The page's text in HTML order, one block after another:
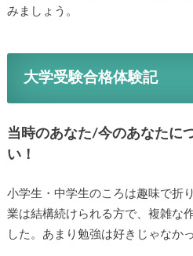
みましょう。
大学受験合格体験記
当時のあなた/今のあなたに
い！
小学生・中学生のころは趣味で折
業は結構続けられる方で、複雑な
した。あまり勉強は好きじゃなか